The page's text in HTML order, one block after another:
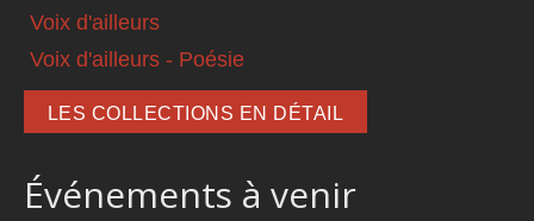
Voix d'ailleurs
Voix d'ailleurs - Poésie
LES COLLECTIONS EN DÉTAIL
Événements à venir